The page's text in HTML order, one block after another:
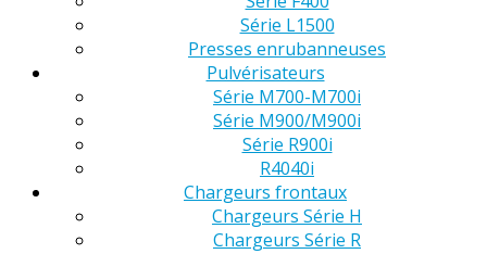
Série L1500
Presses enrubanneuses
Pulvérisateurs
Série M700-M700i
Série M900/M900i
Série R900i
R4040i
Chargeurs frontaux
Chargeurs Série H
Chargeurs Série R